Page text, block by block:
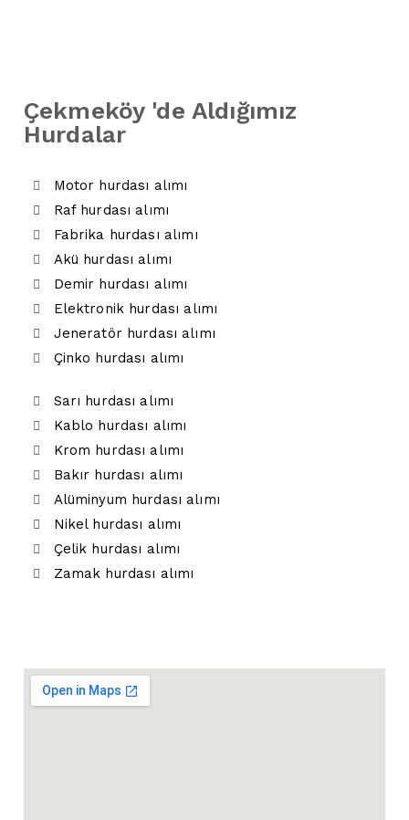
Çekmeköy 'de Aldığımız
Hurdalar
Motor hurdası alımı
Raf hurdası alımı
Fabrika hurdası alımı
Akü hurdası alımı
Demir hurdası alımı
Elektronik hurdası alımı
Jeneratör hurdası alımı
Çinko hurdası alımı
Sarı hurdası alımı
Kablo hurdası alımı
Krom hurdası alımı
Bakır hurdası alımı
Alüminyum hurdası alımı
Nikel hurdası alımı
Çelik hurdası alımı
Zamak hurdası alımı